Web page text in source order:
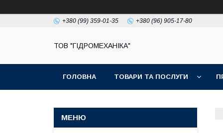
+380 (99) 359-01-35 +380 (96) 905-17-80
ТОВ "ГІДРОМЕХАНІКА"
ГОЛОВНА ТОВАРИ ТА ПОСЛУГИ